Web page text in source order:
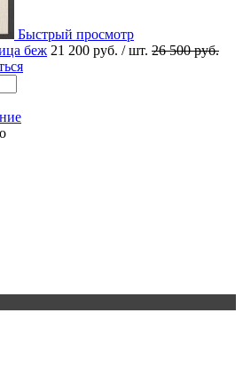
Быстрый просмотр
беж 21 200 руб. / шт. 26 500 руб.